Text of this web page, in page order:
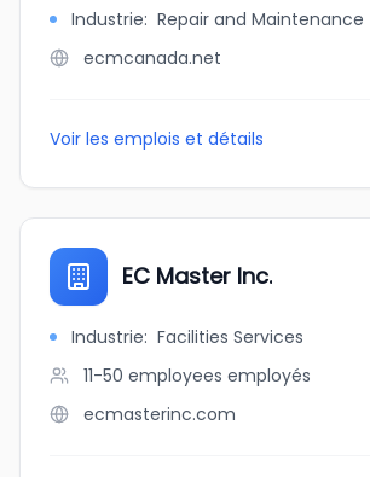
Industrie: Repair and Maintenance
ecmcanada.net
Voir les emplois et détails
EC Master Inc.
Industrie: Facilities Services
11-50 employees employés
ecmasterinc.com